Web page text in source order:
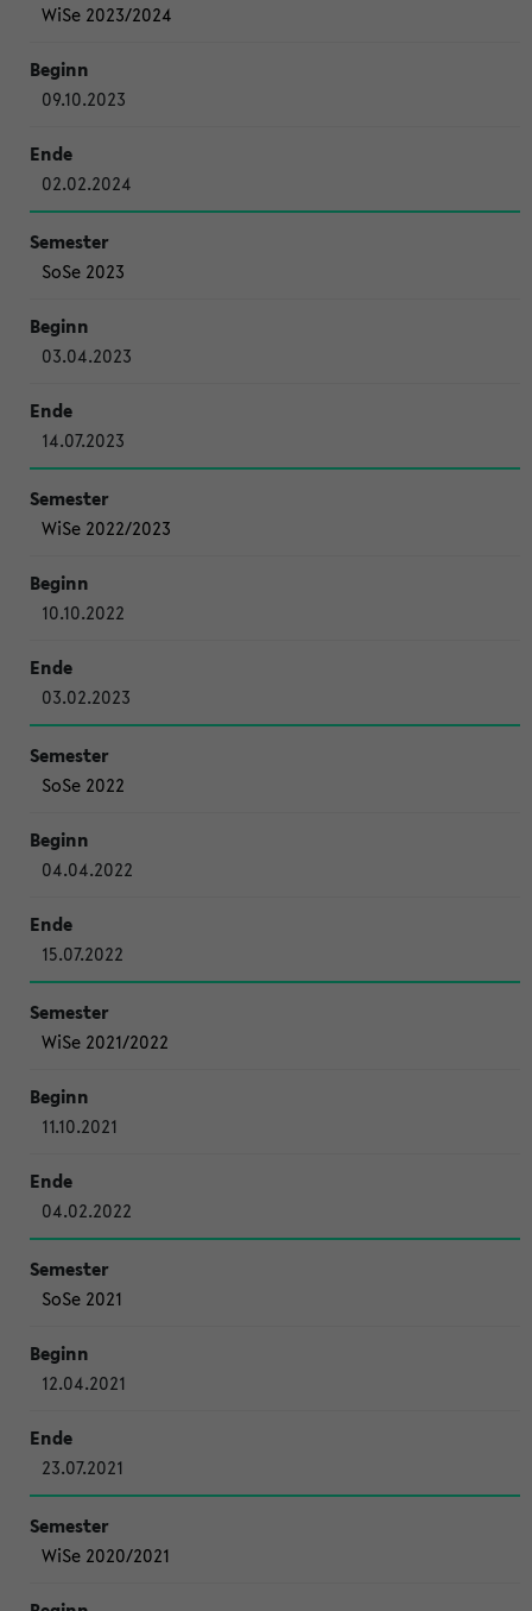
WiSe 2023/2024
09.10.2023
02.02.2024
SoSe 2023
03.04.2023
14.07.2023
WiSe 2022/2023
10.10.2022
03.02.2023
SoSe 2022
04.04.2022
15.07.2022
WiSe 2021/2022
11.10.2021
04.02.2022
SoSe 2021
12.04.2021
23.07.2021
WiSe 2020/2021